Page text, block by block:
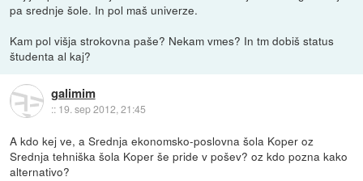
pa srednje šole. In pol maš univerze.
Kam pol višja strokovna paše? Nekam vmes? In tm dobiš status
študenta al kaj?
galimim
:: 19. sep 2012, 21:45
A kdo kej ve, a Srednja ekonomsko-poslovna šola Koper oz
Srednja tehniška šola Koper še pride v pošev? oz kdo pozna kako
alternativo?